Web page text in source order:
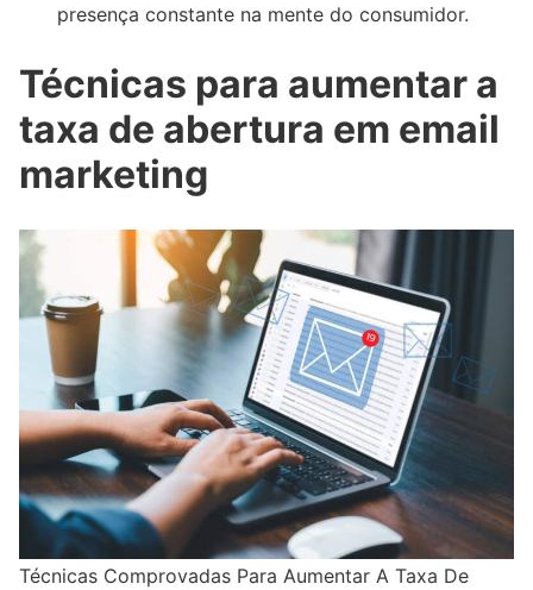
presença constante na mente do consumidor.
Técnicas para aumentar a
taxa de abertura em email
marketing
Técnicas Comprovadas Para Aumentar A Taxa De